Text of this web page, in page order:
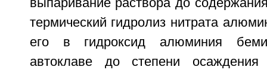
выпаривание раствора до
термический гидролиз нитрата
его в гидроксид алюминия
автоклаве до степени